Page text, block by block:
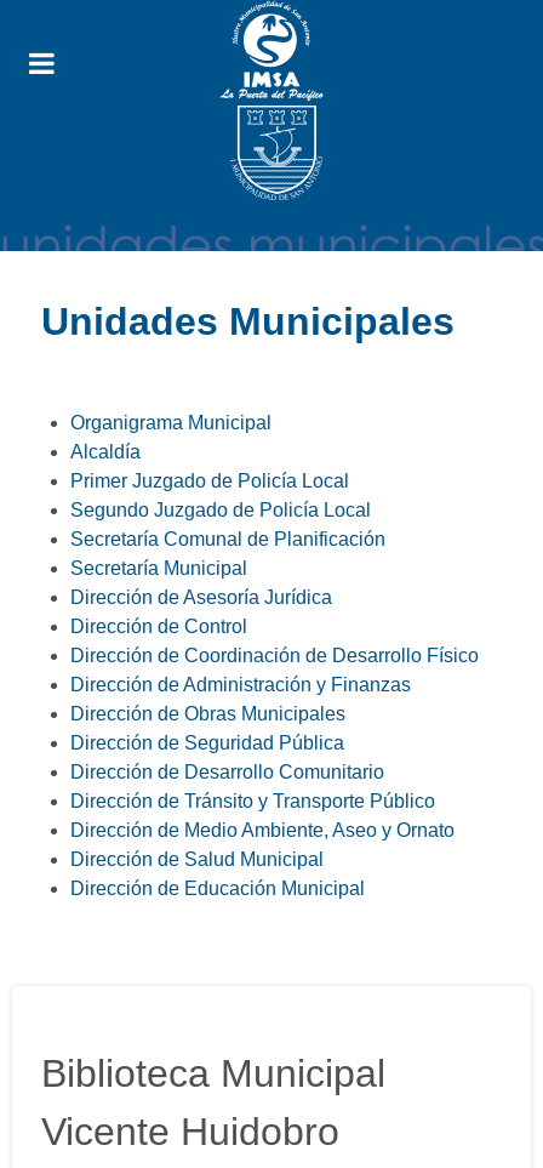
Unidades Municipales
Organigrama Municipal
Alcaldía
Primer Juzgado de Policía Local
Segundo Juzgado de Policía Local
Secretaría Comunal de Planificación
Secretaría Municipal
Dirección de Asesoría Jurídica
Dirección de Control
Dirección de Coordinación de Desarrollo Físico
Dirección de Administración y Finanzas
Dirección de Obras Municipales
Dirección de Seguridad Pública
Dirección de Desarrollo Comunitario
Dirección de Tránsito y Transporte Público
Dirección de Medio Ambiente, Aseo y Ornato
Dirección de Salud Municipal
Dirección de Educación Municipal
Biblioteca Municipal
Vicente Huidobro